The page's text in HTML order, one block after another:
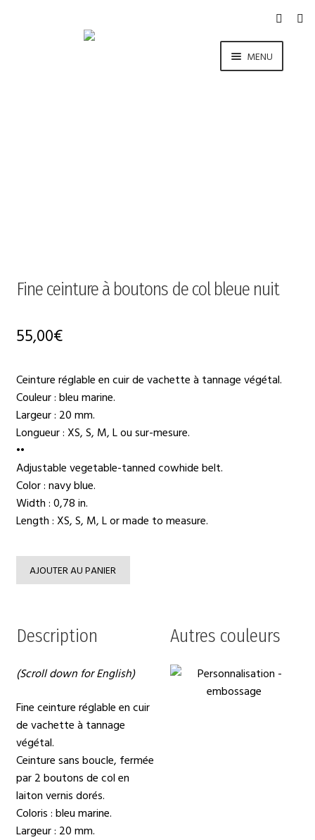
MENU
Fine ceinture à boutons de col bleue nuit
55,00€
Ceinture réglable en cuir de vachette à tannage végétal.
Couleur : bleu marine.
Largeur : 20 mm.
Longueur : XS, S, M, L ou sur-mesure.
••
Adjustable vegetable-tanned cowhide belt.
Color : navy blue.
Width : 0,78 in.
Length : XS, S, M, L or made to measure.
AJOUTER AU PANIER
Description
(Scroll down for English)
Fine ceinture réglable en cuir
de vachette à tannage
végétal.
Ceinture sans boucle, fermée
par 2 boutons de col en
laiton vernis dorés.
Coloris : bleu marine.
Largeur : 20 mm.
Autres couleurs